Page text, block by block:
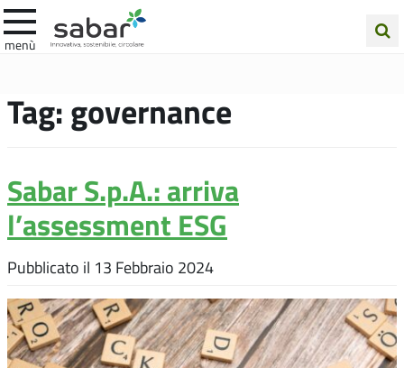
menù
sito
Tag:governance
Sabar S.p.A.: arriva
l’assessment ESG
Pubblicato il 13 Febbraio 2024